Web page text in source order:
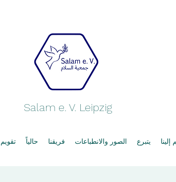
Salam e. V. Leipzig
تقويم حالياً فريقنا الصور والانطباعات يتبرع